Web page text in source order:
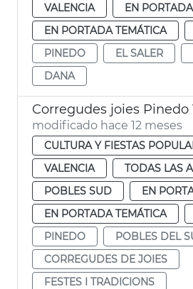
VALENCIA
EN PORTADA
EN PORTADA TEMÁTICA
PINEDO
EL SALER
DANA
Corregudes joies Pinedo
modificado hace 12 meses
CULTURA Y FIESTAS
VALENCIA
TODAS LAS
POBLES SUD
EN
EN PORTADA TEMÁTICA
PINEDO
POBLES DEL
CORREGUDES DE JOIES
FESTES I TRADICIONS